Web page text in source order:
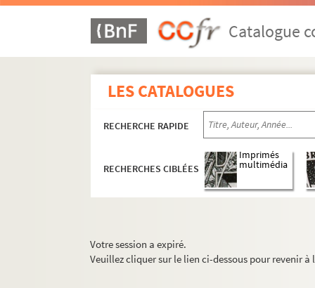
Catalogue
LES CATALOGUES
RECHERCHE RAPIDE
RECHERCHES CIBLÉES
Imprimés
multimédia
Votre session a expiré.
Veuillez cliquer sur le lien ci-dessous pour revenir